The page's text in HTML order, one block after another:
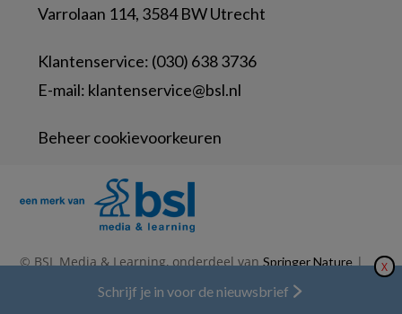
Varrolaan 114, 3584 BW Utrecht
Klantenservice: (030) 638 3736
E-mail: klantenservice@bsl.nl
Beheer cookievoorkeuren
© BSL Media & Learning, onderdeel vanSpringer Nature| X
Schrijf je in voor de nieuwsbrief